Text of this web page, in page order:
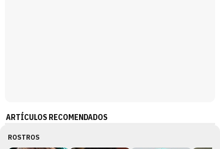
ARTÍCULOS RECOMENDADOS
ROSTROS